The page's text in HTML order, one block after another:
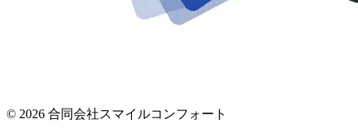
© 2026 合同会社スマイルコンフォート